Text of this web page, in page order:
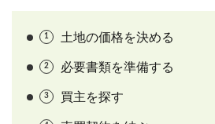
土地の価格を決める
必要書類を準備する
買主を探す